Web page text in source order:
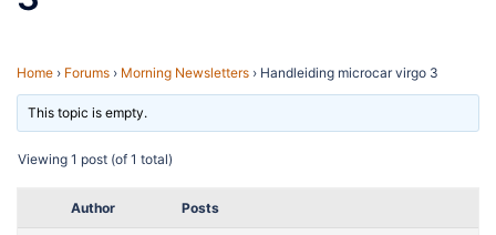
Home › Forums › Morning Newsletters › Handleiding microcar virgo 3
This topic is empty.
Viewing 1 post (of 1 total)
Author Posts